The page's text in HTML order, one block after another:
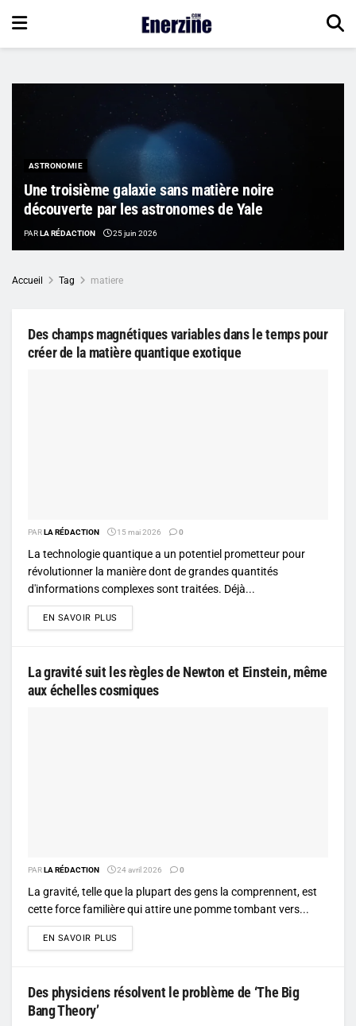
ASTRONOMIE
Une troisième galaxie sans matière noire
découverte par les astronomes de Yale
PARLA RÉDACTION 25 juin 2026
Accueil Tag matiere
Des champs magnétiques variables dans le temps pour
créer de la matière quantique exotique
PARLA RÉDACTION 15 mai 2026 0
La technologie quantique a un potentiel prometteur pour
révolutionner la manière dont de grandes quantités
d'informations complexes sont traitées. Déjà...
EN SAVOIR PLUS
La gravité suit les règles de Newton et Einstein, même
aux échelles cosmiques
PARLA RÉDACTION 24 avril 2026 0
La gravité, telle que la plupart des gens la comprennent, est
cette force familière qui attire une pomme tombant vers...
EN SAVOIR PLUS
Des physiciens résolvent le problème de ‘The Big
Bang Theory’